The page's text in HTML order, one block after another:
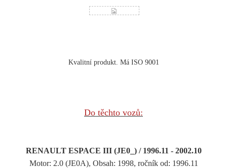
Kvalitní produkt. Má ISO 9001
Do těchto vozů:
RENAULT ESPACE III (JE0_) / 1996.11 - 2002.10
Motor: 2.0 (JE0A), Obsah: 1998, ročník od: 1996.11